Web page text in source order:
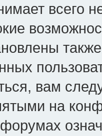
всего
вам
на